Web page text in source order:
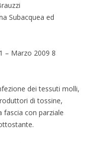
Subacquea ed
– Marzo 2009 8
dei tessuti molli,
di tossine,
fascia con parziale